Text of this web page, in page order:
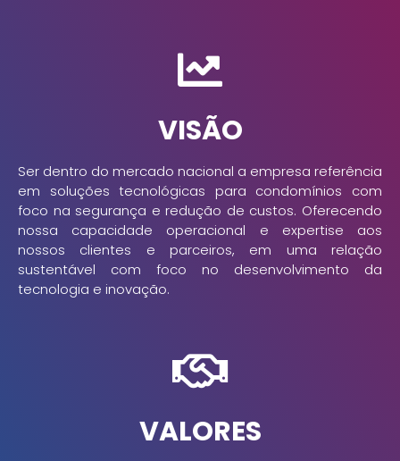
VISÃO
Ser dentro do mercado nacional a empresa referência
em soluções tecnológicas para condomínios com
foco na segurança e redução de custos. Oferecendo
nossa capacidade operacional e expertise aos
nossos clientes e parceiros, em uma relação
sustentável com foco no desenvolvimento da
tecnologia e inovação.
VALORES